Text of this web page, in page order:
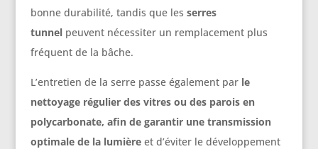
bonne durabilité, tandis que les serres
tunnelpeuvent nécessiter un remplacement plus
fréquent de la bâche.
L’entretien de la serre passe également par le
nettoyage régulier des vitres ou des parois en
polycarbonate, afin de garantir une transmission
optimale de la lumièreet d’éviter le développement